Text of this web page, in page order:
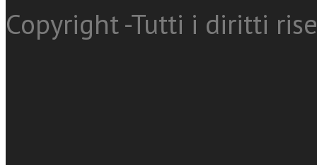
Copyright -Tutti i diritti